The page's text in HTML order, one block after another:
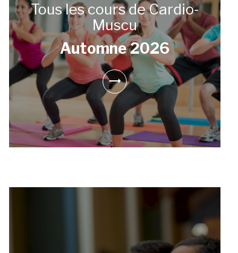
Tous les cours de Cardio-
Muscu
Automne 2026